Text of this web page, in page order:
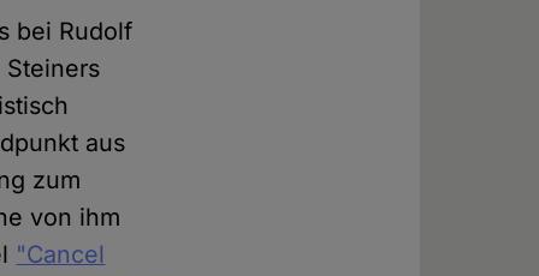
bei Rudolf
Steiners
aus
zum
von ihm
"Cancel